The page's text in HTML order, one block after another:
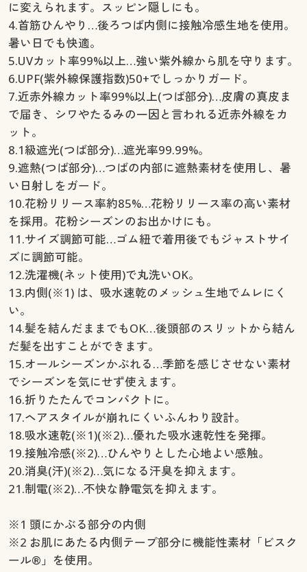
に変えられます。スッピン隠しにも。
4.首筋ひんやり…後ろつば内側に接触冷感生地を使用。
暑い日でも快適。
5.UVカット率99%以上…強い紫外線から肌を守ります。
6.UPF(紫外線保護指数)50+でしっかりガード。
7.近赤外線カット率99%以上(つば部分)…皮膚の真皮ま
で届き、シワやたるみの一因と言われる近赤外線をカ
ット。
8.1級遮光(つば部分)…遮光率99.99%。
9.遮熱(つば部分)…つばの内部に遮熱素材を使用し、暑
い日射しをガード。
10.花粉リリース率約85%…花粉リリース率の高い素材
を採用。花粉シーズンのお出かけにも。
11.サイズ調節可能…ゴム紐で着用後でもジャストサイ
ズに調節可能。
12.洗濯機(ネット使用)で丸洗いOK。
13.内側(※1) は、吸水速乾のメッシュ生地でムレにく
い。
14.髪を結んだままでもOK…後頭部のスリットから結ん
だ髪を出すことができます。
15.オールシーズンかぶれる…季節を感じさせない素材
でシーズンを気にせず使えます。
16.折りたたんでコンパクトに。
17.ヘアスタイルが崩れにくいふんわり設計。
18.吸水速乾(※1)(※2)…優れた吸水速乾性を発揮。
19.接触冷感(※2)…ひんやりとした心地よい感触。
20.消臭(汗)(※2)…気になる汗臭を抑えます。
21.制電(※2)…不快な静電気を抑えます。
※1 頭にかぶる部分の内側
※2 お肌にあたる内側テープ部分に機能性素材「ビスク
ール®」を使用。